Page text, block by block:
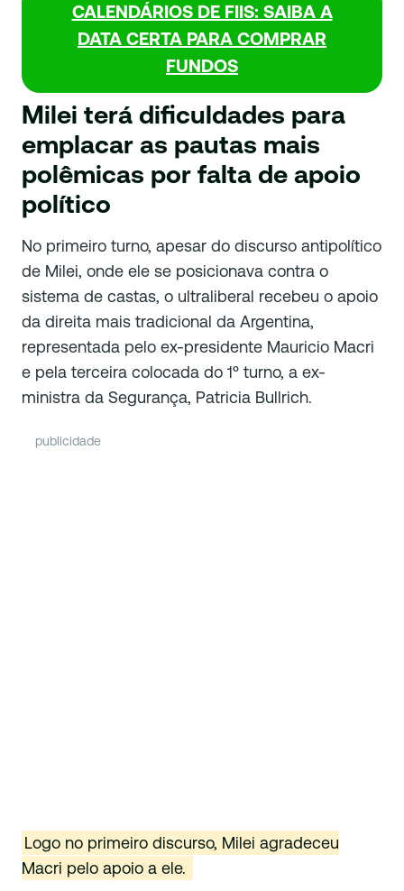
CALENDÁRIOS DE FIIS: SAIBA A
DATA CERTA PARA COMPRAR
FUNDOS
Milei terá dificuldades para
emplacar as pautas mais
polêmicas por falta de apoio
político
No primeiro turno, apesar do discurso antipolítico
de Milei, onde ele se posicionava contra o
sistema de castas, o ultraliberal recebeu o apoio
da direita mais tradicional da Argentina,
representada pelo ex-presidente Mauricio Macri
e pela terceira colocada do 1º turno, a ex-
ministra da Segurança, Patricia Bullrich.
publicidade
Logo no primeiro discurso, Milei agradeceu
Macri pelo apoio a ele.